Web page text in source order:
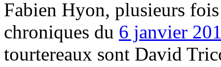
Fabien Hyon, plusieurs
chroniques du 6 janvier
tourtereaux sont David